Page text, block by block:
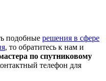
подобные решения в сфере
, то обратитесь к нам и
по спутниковому
телефон для